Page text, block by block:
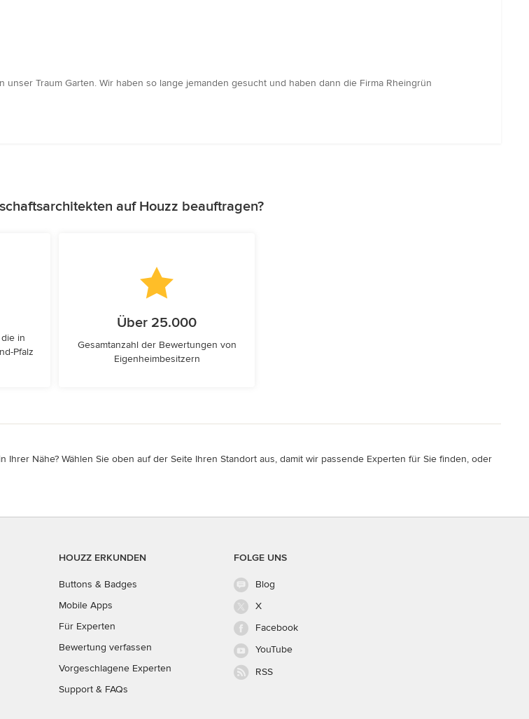
Traum Garten. Wir haben so lange jemanden gesucht und haben dann die Firma Rheingrün
auf Houzz beauftragen?
in
Pfalz
Über 25.000
Gesamtanzahl der Bewertungen von
Eigenheimbesitzern
Nähe? Wählen Sie oben auf der Seite Ihren Standort aus, damit wir passende Experten für Sie finden, oder
HOUZZ ERKUNDEN
Buttons & Badges
Mobile Apps
Für Experten
Bewertung verfassen
Vorgeschlagene Experten
Support & FAQs
FOLGE UNS
Blog
X
Facebook
YouTube
RSS